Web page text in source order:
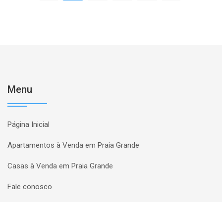
Menu
Página Inicial
Apartamentos à Venda em Praia Grande
Casas à Venda em Praia Grande
Fale conosco